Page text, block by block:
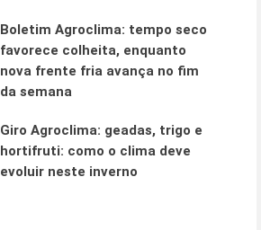
Boletim Agroclima: tempo seco
favorece colheita, enquanto
nova frente fria avança no fim
da semana
Giro Agroclima: geadas, trigo e
hortifruti: como o clima deve
evoluir neste inverno